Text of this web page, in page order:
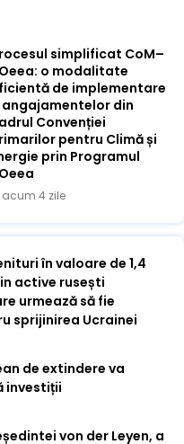
simplificat CoM–
o modalitate
de implementare
angajamentelor din
Convenției
pentru Climă și
prin Programul
acum 4 zile
în valoare de 1,4
active rusești
urmează să fie
sprijinirea Ucrainei
de extindere va
investiții
von der Leyen, a